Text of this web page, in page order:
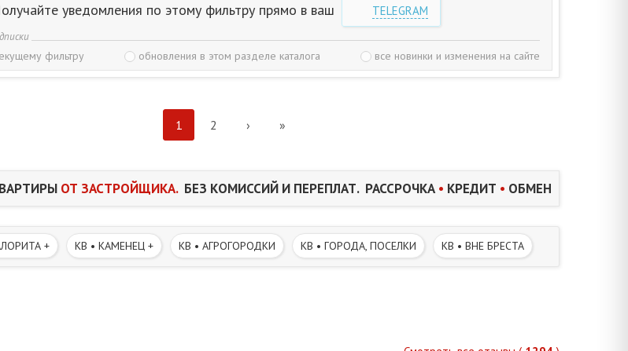
уведомления по этому фильтру прямо в ваш
TELEGRAM
фильтру обновления в этом разделе каталога все новинки и изменения на сайте
1 2 › »
ОТ ЗАСТРОЙЩИКА.БЕЗ КОМИССИЙ И ПЕРЕПЛАТ. РАССРОЧКА • КРЕДИТ • ОБМЕН
+ КВ • КАМЕНЕЦ + КВ • АГРОГОРОДКИ КВ • ГОРОДА, ПОСЕЛКИ КВ • ВНЕ БРЕСТА